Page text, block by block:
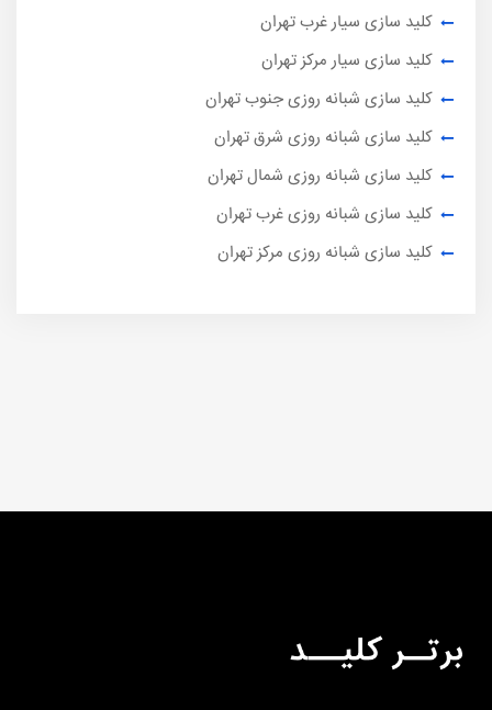
کلید سازی سیار غرب تهران
کلید سازی سیار مرکز تهران
کلید سازی شبانه روزی جنوب تهران
کلید سازی شبانه روزی شرق تهران
کلید سازی شبانه روزی شمال تهران
کلید سازی شبانه روزی غرب تهران
کلید سازی شبانه روزی مرکز تهران